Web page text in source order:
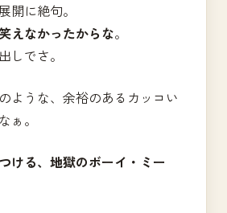
開に絶句。
えなかったからな。
しでさ。
ような、余裕のあるカッコい
ぁ。
ける、地獄のボーイ・ミー